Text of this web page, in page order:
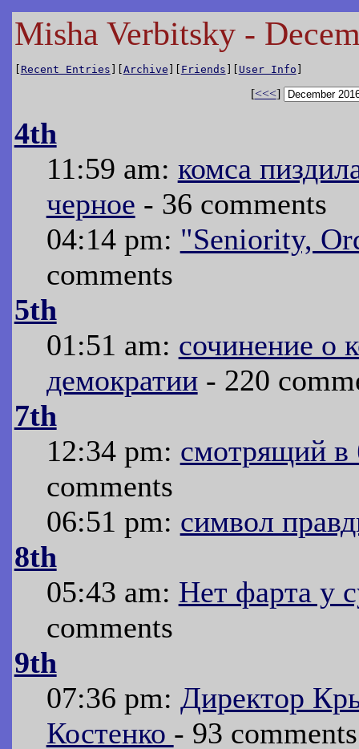
Misha Verbitsky -
[ Recent Entries ][Archive ][ Friends ][ User Info ]
[<<<]
4th
11:59 am: комса
черное - 36 comments
04:14 pm: "Seniority,
comments
5th
01:51 am: сочинение о
демократии- 220
7th
12:34 pm: смотрящий в
comments
06:51 pm: символ
8th
05:43 am: Нет фарта у
comments
9th
07:36 pm: Директор
Костенко - 93 comments